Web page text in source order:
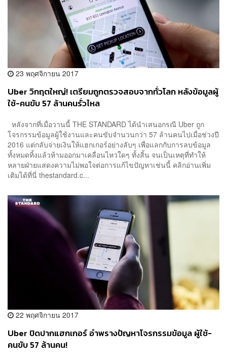
23 พฤศจิกายน 2017
Uber วิกฤตใหญ่! เตรียมถูกตรวจสอบจากทั่วโลก หลังข้อมูลผู้
ใช้-คนขับ 57 ล้านคนรั่วไหล
หลังจากที่เมื่อวานนี้ THE STANDARD ได้นำเสนอกรณี Uber ถูก
โจรกรรมข้อมูลผู้ใช้งานและคนขับจำนวนกว่า 57 ล้านคนไปเมื่อช่วงปี
2016 แต่กลับจ่ายเงินให้แฮกเกอร์อย่างลับๆ เพื่อแลกกับการลบข้อมูล
ทั้งหมดทิ้งแล้วห้ามออกมาเคลื่อนไหวใดๆ ทั้งสิ้น จนเป็นเหตุที่ทำให้
หลายฝ่ายแสดงความไม่พอใจต่อการแก้ไขปัญหาเช่นนี้ คลิกอ่านเพิ่ม
เติมได้ที่นี่ thestandard.c...
22 พฤศจิกายน 2017
Uber ปิดปากแฮกเกอร์ อำพรางปัญหาโจรกรรมข้อมูล ผู้ใช้-
คนขับ 57 ล้านคน!